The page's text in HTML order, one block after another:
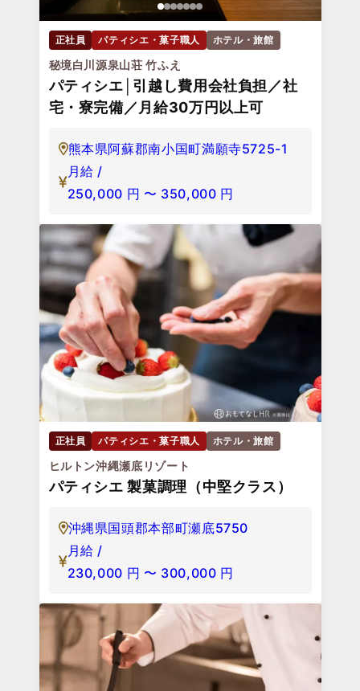
正社員 パティシエ・菓子職人 ホテル・旅館
秘境白川源泉山荘 竹ふえ
パティシエ│引越し費用会社負担／社
宅・寮完備／月給30万円以上可
熊本県阿蘇郡南小国町満願寺5725-1
月給 /
250,000 円 〜 350,000 円
正社員 パティシエ・菓子職人 ホテル・旅館
ヒルトン沖縄瀬底リゾート
パティシエ 製菓調理（中堅クラス）
沖縄県国頭郡本部町瀬底5750
月給 /
230,000 円 〜 300,000 円